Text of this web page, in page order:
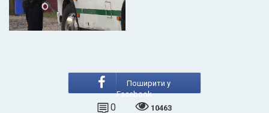
Поширити у
Facebook
0 10463